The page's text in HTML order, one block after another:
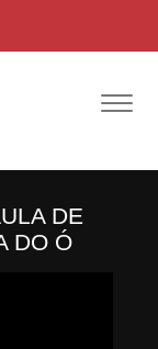
DE
DO Ó